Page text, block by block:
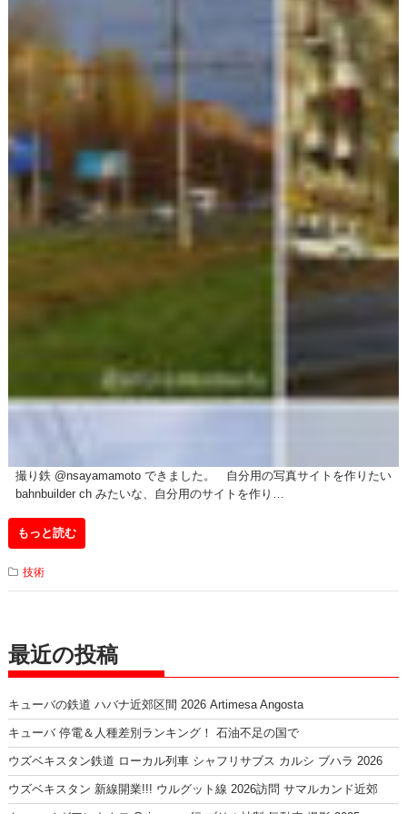
撮り鉄 @nsayamamoto できました。 自分用の写真サイトを作りたい
bahnbuilder ch みたいな、自分用のサイトを作り…
もっと読む
技術
最近の投稿
キューバの鉄道 ハバナ近郊区間 2026 Artimesa Angosta
キューバ 停電＆人種差別ランキング！ 石油不足の国で
ウズベキスタン鉄道 ローカル列車 シャフリサブス カルシ ブハラ 2026
ウズベキスタン 新線開業!!! ウルグット線 2026訪問 サマルカンド近郊